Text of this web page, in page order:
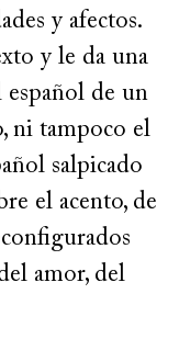
y afectos.
y le da una
de un
ni tampoco el
salpicado
el acento, de
amor, del